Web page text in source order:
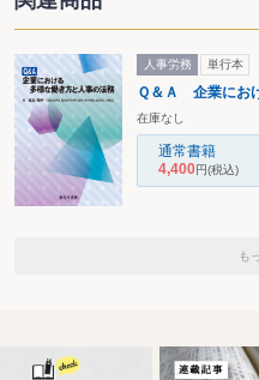
人事労務 単行本
Ｑ＆Ａ 企業にお
在庫なし
通常書籍
4,400円(税込)
も